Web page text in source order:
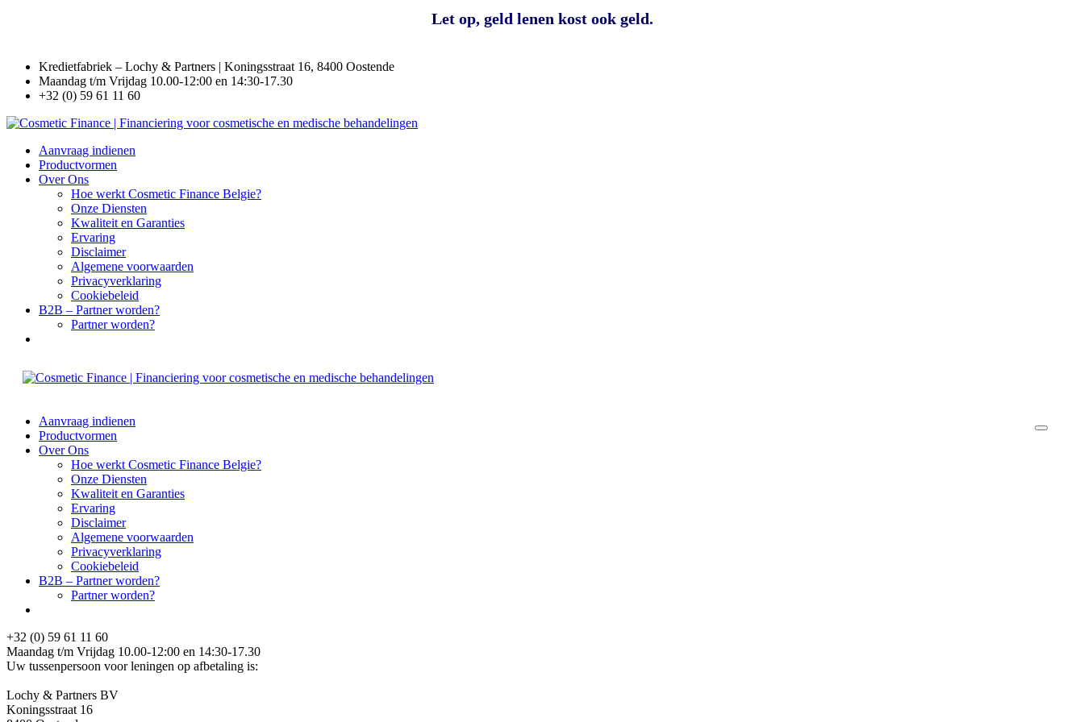
Kredietfabriek – Lochy & Partners | Koningsstraat 16, 8400 Oostende
Maandag t/m Vrijdag 10.00-12:00 en 14:30-17.30
+32 (0) 59 61 11 60
Aanvraag indienen
Productvormen
Over Ons
Hoe werkt Cosmetic Finance Belgie?
Onze Diensten
Kwaliteit en Garanties
Ervaring
Disclaimer
Algemene voorwaarden
Privacyverklaring
Cookiebeleid
B2B – Partner worden?
Partner worden?
Aanvraag indienen
Productvormen
Over Ons
Hoe werkt Cosmetic Finance Belgie?
Onze Diensten
Kwaliteit en Garanties
Ervaring
Disclaimer
Algemene voorwaarden
Privacyverklaring
Cookiebeleid
B2B – Partner worden?
Partner worden?
+32 (0) 59 61 11 60
Maandag t/m Vrijdag 10.00-12:00 en 14:30-17.30
Uw tussenpersoon voor leningen op afbetaling is:
Lochy & Partners BV
Koningsstraat 16